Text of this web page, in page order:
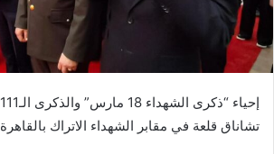
تشاناق قلعة في مقابر الشهداء الاتراك بالقاهرة